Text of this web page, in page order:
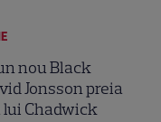
nou Black
Jonsson preia
Chadwick